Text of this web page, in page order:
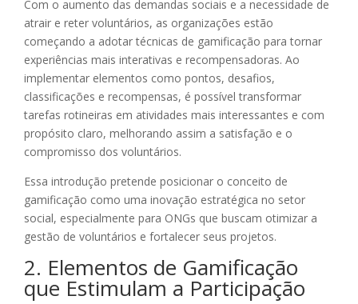
Com o aumento das demandas sociais e a necessidade de
atrair e reter voluntários, as organizações estão
começando a adotar técnicas de gamificação para tornar
experiências mais interativas e recompensadoras. Ao
implementar elementos como pontos, desafios,
classificações e recompensas, é possível transformar
tarefas rotineiras em atividades mais interessantes e com
propósito claro, melhorando assim a satisfação e o
compromisso dos voluntários.
Essa introdução pretende posicionar o conceito de
gamificação como uma inovação estratégica no setor
social, especialmente para ONGs que buscam otimizar a
gestão de voluntários e fortalecer seus projetos.
2. Elementos de Gamificação
que Estimulam a Participação